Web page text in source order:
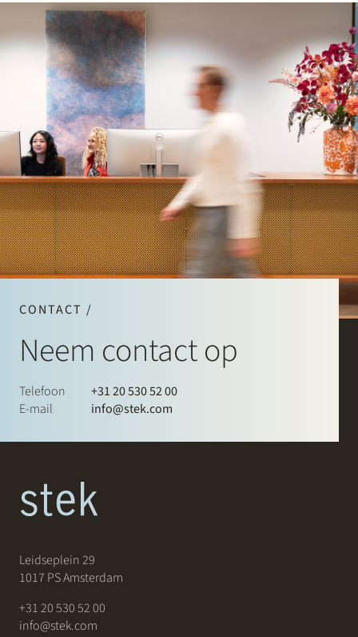
CONTACT /
Neem contact op
Telefoon
+31 20 530 52 00
E-mail
info@stek.com
Leidseplein 29
1017 PS Amsterdam
+31 20 530 52 00
info@stek.com